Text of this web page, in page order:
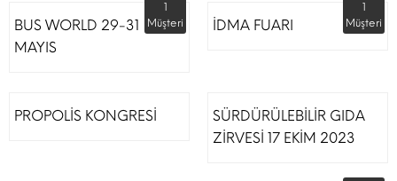
BUS WORLD 29-31
MAYIS
1
Müşteri
İDMA FUARI
1
Müşteri
PROPOLİS KONGRESİ
SÜRDÜRÜLEBİLİR GIDA
ZİRVESİ 17 EKİM 2023